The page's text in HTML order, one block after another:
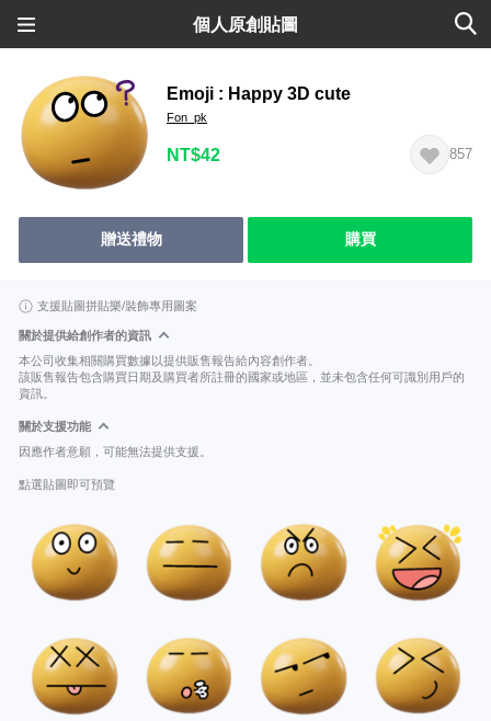
個人原創貼圖
Emoji : Happy 3D cute
Fon_pk
NT$42 857
贈送禮物 購買
支援貼圖拼貼樂/裝飾專用圖案
關於提供給創作者的資訊
本公司收集相關購買數據以提供販售報告給內容創作者。
該販售報告包含購買日期及購買者所註冊的國家或地區，並未包含任何可識別用戶的
資訊。
關於支援功能
因應作者意願，可能無法提供支援。
點選貼圖即可預覽